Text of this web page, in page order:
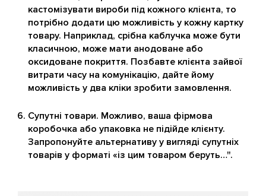
кастомізувати вироби під кожного клієнта, то
потрібно додати цю можливість у кожну картку
товару. Наприклад, срібна каблучка може бути
класичною, може мати анодоване або
оксидоване покриття. Позбавте клієнта зайвої
витрати часу на комунікацію, дайте йому
можливість у два кліки зробити замовлення.
Супутні товари. Можливо, ваша фірмова
коробочка або упаковка не підійде клієнту.
Запропонуйте альтернативу у вигляді супутніх
товарів у форматі «із цим товаром беруть…".